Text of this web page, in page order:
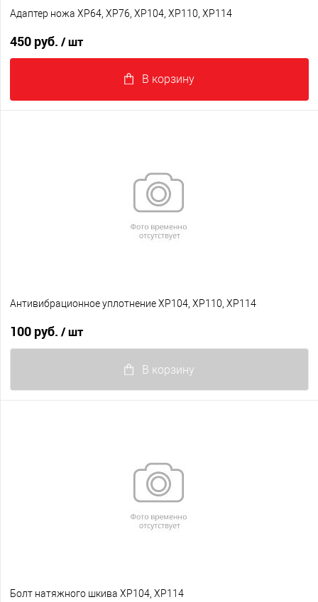
Адаптер ножа XP64, XP76, XP104, XP110, XP114
450 руб. / шт
В корзину
Антивибрационное уплотнение XP104, XP110, XP114
100 руб. / шт
В корзину
Болт натяжного шкива XP104, XP114